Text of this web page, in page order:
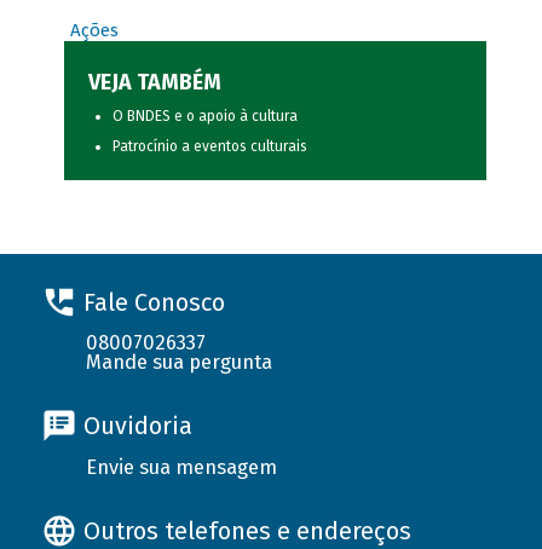
Ações
VEJA TAMBÉM
O BNDES e o apoio à cultura
Patrocínio a eventos culturais
Fale Conosco
08007026337
Mande sua pergunta
Ouvidoria
Envie sua mensagem
Outros telefones e endereços